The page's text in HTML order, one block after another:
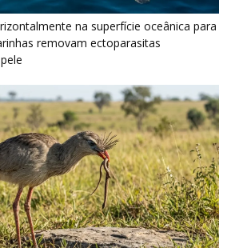
longas e arremessa serpentes contra
presas peçonhentas nos campos